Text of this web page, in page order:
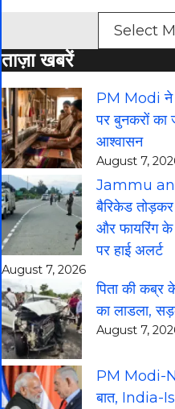
ताज़ा खबरें
PM Modi
पर बुनकरों का
आश्वासन
August 7,
Jammu
बैरिकेड तोड़कर
और फायरिंग के
पर हाई अलर्ट
August 7, 2026
पिता की कब्र
का लाडला,
August 7,
PM Modi-
बात, India-